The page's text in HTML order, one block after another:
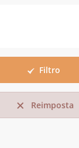
Filtro
Reimposta